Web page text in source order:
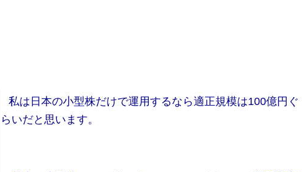
私は日本の小型株だけで運用するなら適正規模は100億円ぐ
らいだと思います。